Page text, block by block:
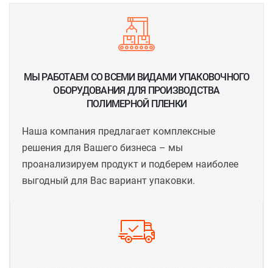
МЫ РАБОТАЕМ СО ВСЕМИ ВИДАМИ УПАКОВОЧНОГО
ОБОРУДОВАНИЯ ДЛЯ ПРОИЗВОДСТВА
ПОЛИМЕРНОЙ ПЛЕНКИ
Наша компания предлагает комплексные
решения для Вашего бизнеса – мы
проанализируем продукт и подберем наиболее
выгодный для Вас вариант упаковки.